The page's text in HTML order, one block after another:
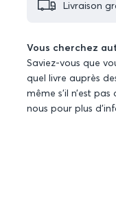
Livraison
Vous cherchez
Saviez-vous que
quel livre auprès
même s’il n’est
nous pour plus